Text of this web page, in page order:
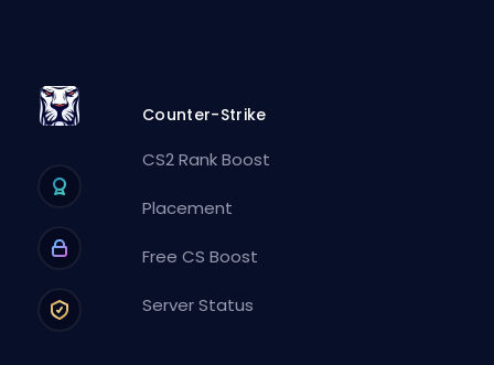
Counter-Strike
CS2 Rank Boost
Placement
Free CS Boost
Server Status